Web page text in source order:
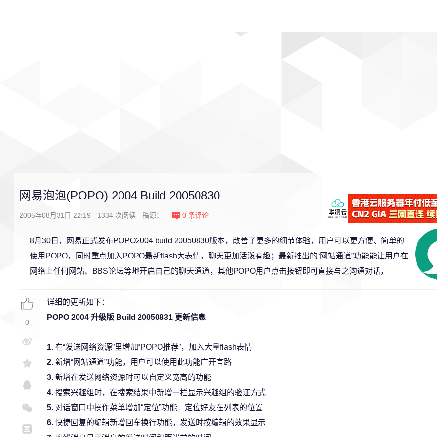
网易泡泡(POPO) 2004 Build 20050830
2005年08月31日 22:19 1334 次阅读 稿源： 0 条评论
8月30日，网易正式发布POPO2004 build 20050830版本，改善了更多的细节体验，用户可以更方便、简单的
使用POPO，同时重点加入POPO最新flash大表情，聊天更加活泼有趣；最新推出的“网站通道”功能能让用户在
网络上任何网站、BBS论坛等地开启自己的聊天通道，其他POPO用户点击按钮即可直接与之沟通对话，
详细的更新如下：
POPO 2004 升级版 Build 20050831 更新信息
1. 在“发送网络资源”里增加“POPO推荐”，加入大量flash表情
2. 新增“网站通道”功能，用户可以使用此功能广开言路
3. 新增在发送网络资源时可以自定义宽高的功能
4. 搜索兴趣组时，在搜索结果中新增一栏显示兴趣组的验证方式
5. 对话窗口中操作菜单增加“定位”功能，定位好友在列表的位置
6. 快捷回复的编辑新增回车换行功能，发送时按编辑的效果显示
0